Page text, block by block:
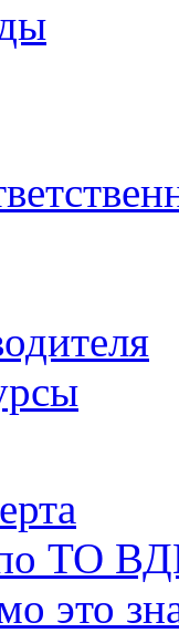
по ТО
это